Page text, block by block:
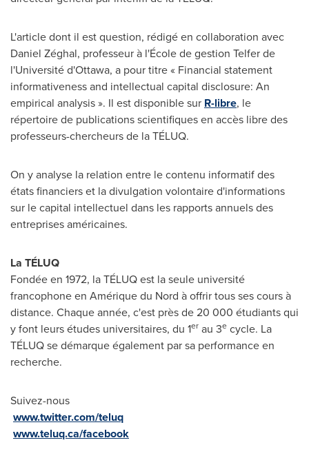
L'article dont il est question, rédigé en collaboration avec
Daniel Zéghal, professeur à l'École de gestion Telfer de
l'Université d'Ottawa, a pour titre « Financial statement
informativeness and intellectual capital disclosure: An
empirical analysis ». Il est disponible sur R-libre, le
répertoire de publications scientifiques en accès libre des
professeurs-chercheurs de la TÉLUQ.
On y analyse la relation entre le contenu informatif des
états financiers et la divulgation volontaire d'informations
sur le capital intellectuel dans les rapports annuels des
entreprises américaines.
La TÉLUQ
Fondée en 1972, la TÉLUQ est la seule université
francophone en Amérique du Nord à offrir tous ses cours à
distance. Chaque année, c'est près de 20 000 étudiants qui
y font leurs études universitaires, du 1er au 3e cycle. La
TÉLUQ se démarque également par sa performance en
recherche.
Suivez-nous
www.twitter.com/teluq
www.teluq.ca/facebook